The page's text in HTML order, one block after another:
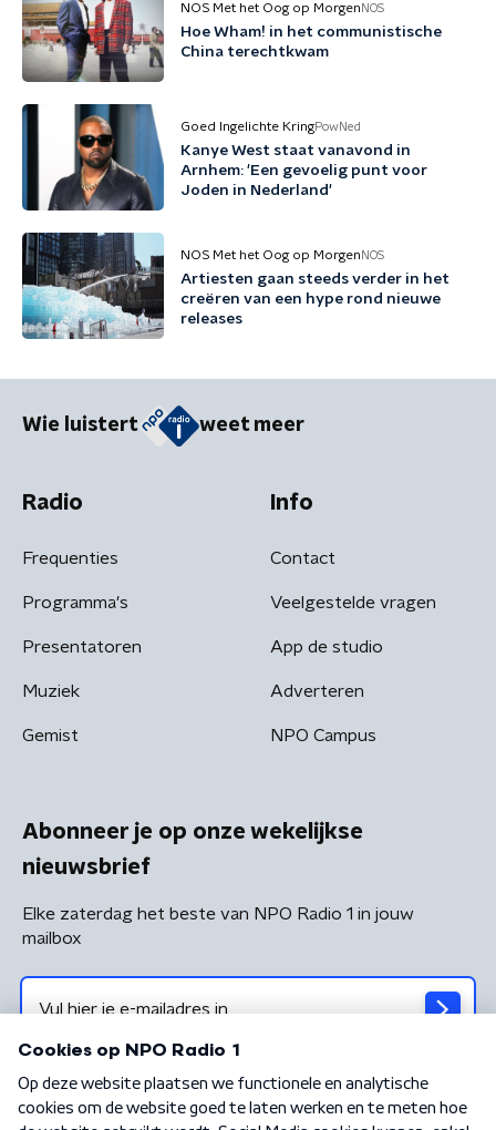
NOS Met het Oog op Morgen NOS
Hoe Wham! in het communistische
China terechtkwam
Goed Ingelichte KringPowNed
Kanye West staat vanavond in
Arnhem: 'Een gevoelig punt voor
Joden in Nederland'
NOS Met het Oog op Morgen NOS
Artiesten gaan steeds verder in het
creëren van een hype rond nieuwe
releases
Wie luistert weet meer
Radio
Frequenties
Programma's
Presentatoren
Muziek
Gemist
Info
Contact
Veelgestelde vragen
App de studio
Adverteren
NPO Campus
Abonneer je op onze wekelijkse
nieuwsbrief
Elke zaterdag het beste van NPO Radio 1 in jouw
mailbox